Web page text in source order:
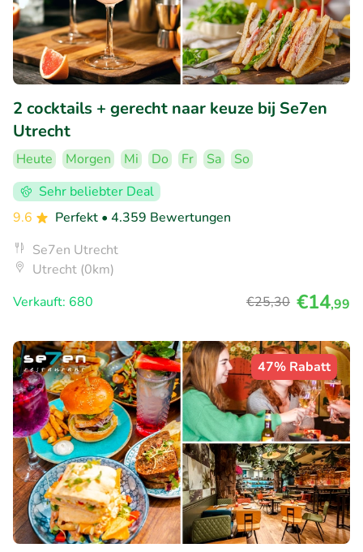
2 cocktails + gerecht naar keuze bij Se7en
Utrecht
Heute Morgen Mi Do Fr Sa
So
Sehr beliebter Deal
9.6
Perfekt • 4.359 Bewertungen
Se7en Utrecht
Utrecht (0km)
Verkauft: 680
€25,30 €14,99
47% Rabatt